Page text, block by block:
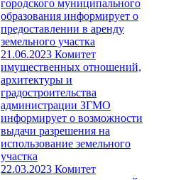
городского муниципального
образования информирует о
предоставлении в аренду
земельного участка
21.06.2023 Комитет
имущественных отношений,
архитектуры и
градостроительства
администрации ЗГМО
информирует о возможности
выдачи разрешения на
использование земельного
участка
22.03.2023 Комитет